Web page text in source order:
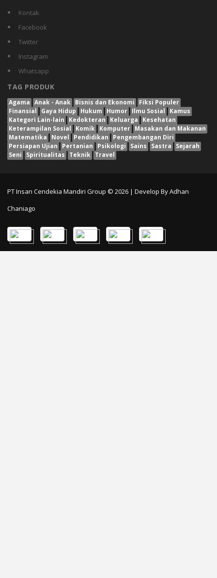
Kontak
Facebook
Twitter
Instagram
Whatsapp
TAG PRODUK
Agama Anak - Anak Bisnis dan Ekonomi
Fiksi Populer
Finansial
Gaya Hidup Hukum Humor Ilmu Sosial
Kamus
Kategori Lain-lain
Kedokteran Keluarga
Kesehatan
Keterampilan Sosial
Komik Komputer Masakan dan Makanan
Matematika
Novel Pendidikan
Pengembangan Diri
Persiapan Ujian
Pertanian Psikologi Sains Sastra
Sejarah
Seni
Spiritualitas Teknik Travel
PT Insan Cendekia Mandiri Group © 2026 | Develop ByAdhan
Chaniago